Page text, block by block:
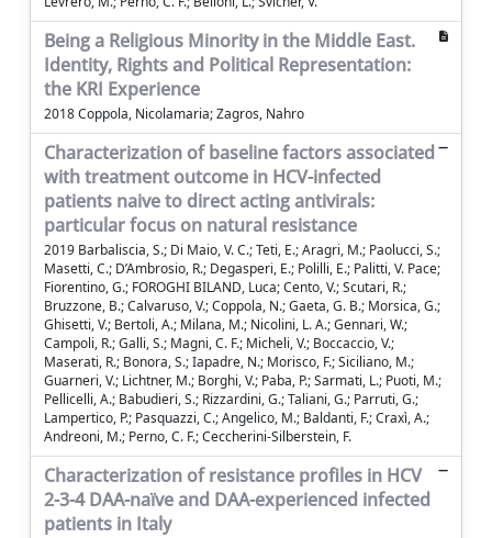
Being a Religious Minority in the Middle East.
Identity, Rights and Political Representation:
the KRI Experience
2018 Coppola, Nicolamaria; Zagros, Nahro
Characterization of baseline factors associated
with treatment outcome in HCV-infected
patients naive to direct acting antivirals:
particular focus on natural resistance
2019 Barbaliscia, S.; Di Maio, V. C.; Teti, E.; Aragri, M.; Paolucci, S.;
Masetti, C.; D’Ambrosio, R.; Degasperi, E.; Polilli, E.; Palitti, V. Pace;
Fiorentino, G.; FOROGHI BILAND, Luca; Cento, V.; Scutari, R.;
Bruzzone, B.; Calvaruso, V.; Coppola, N.; Gaeta, G. B.; Morsica, G.;
Ghisetti, V.; Bertoli, A.; Milana, M.; Nicolini, L. A.; Gennari, W.;
Campoli, R.; Galli, S.; Magni, C. F.; Micheli, V.; Boccaccio, V.;
Maserati, R.; Bonora, S.; Iapadre, N.; Morisco, F.; Siciliano, M.;
Guarneri, V.; Lichtner, M.; Borghi, V.; Paba, P.; Sarmati, L.; Puoti, M.;
Pellicelli, A.; Babudieri, S.; Rizzardini, G.; Taliani, G.; Parruti, G.;
Lampertico, P.; Pasquazzi, C.; Angelico, M.; Baldanti, F.; Craxì, A.;
Andreoni, M.; Perno, C. F.; Ceccherini-Silberstein, F.
Characterization of resistance profiles in HCV
2-3-4 DAA-naïve and DAA-experienced infected
patients in Italy